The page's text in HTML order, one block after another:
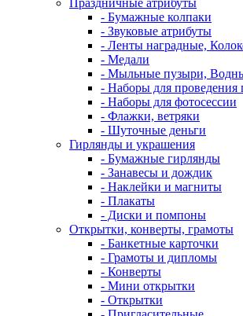
Праздничные атрибуты
- Бумажные колпаки
- Звуковые атрибуты
- Ленты наградные,
- Медали
- Мыльные пузыри,
- Наборы для проведения
- Наборы для фотосессии
- Флажки, ветряки
- Шуточные деньги
Гирлянды и украшения
- Бумажные гирлянды
- Занавесы и дождик
- Наклейки и магниты
- Плакаты
- Диски и помпоны
Открытки, конверты, грамоты
- Банкетные карточки
- Грамоты и дипломы
- Конверты
- Мини открытки
- Открытки